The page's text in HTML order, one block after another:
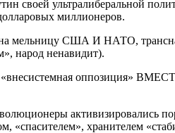
своей ультралиберальной
миллионеров.
США И НАТО,
народ ненавидит).
и «внесистемная
активизировались
«спасителем», хранителем